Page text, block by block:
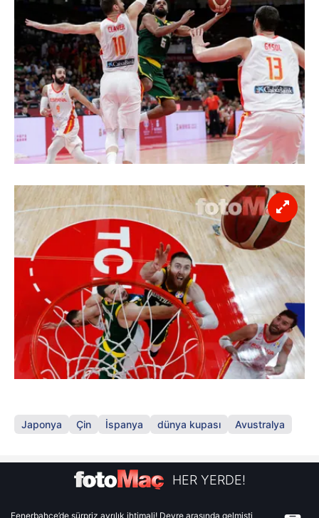
Japonya Çin İspanya dünya kupası Avustralya
HER YERDE!
Fenerbahçe’de sürpriz ayrılık ihtimali! Devre arasında gelmişti